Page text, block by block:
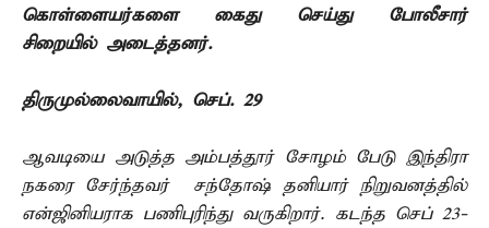
கொள்ளையர்களை கைது செய்து போலீசார்
சிறையில் அடைத்தனர்.
திருமுல்லைவாயில், செப். 29 –
ஆவடியை அடுத்த அம்பத்தூர் சோழம் பேடு இந்திரா
நகரை சேர்ந்தவர் சந்தோஷ் தனியார் நிறுவனத்தில்
என்ஜினியராக பணிபுரிந்து வருகிறார். கடந்த செப் 23-